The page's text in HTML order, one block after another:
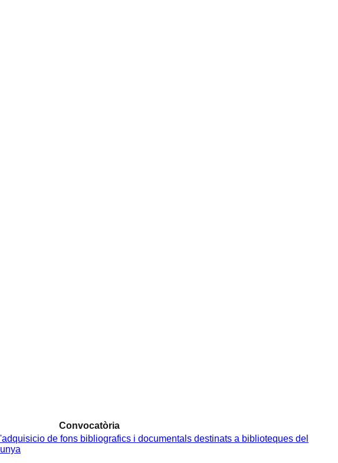
Convocatòria
de fons bibliografics i documentals destinats a biblioteques del